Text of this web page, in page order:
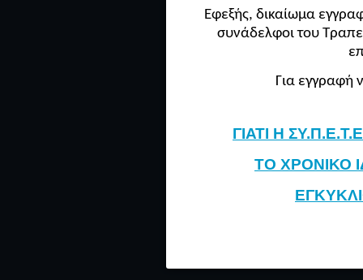
Εφεξής, δικαίωμα
συνάδελφοι του
Για εγγραφή
ΓΙΑΤΙ Η
ΤΟ ΧΡΟΝΙΚΟ